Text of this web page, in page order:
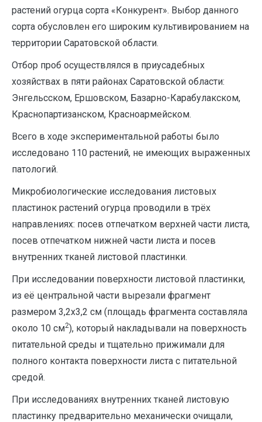
растений огурца сорта «Конкурент». Выбор данного
сорта обусловлен его широким культивированием на
территории Саратовской области.
Отбор проб осуществлялся в приусадебных
хозяйствах в пяти районах Саратовской области:
Энгельсском, Ершовском, Базарно-Карабулакском,
Краснопартизанском, Красноармейском.
Всего в ходе экспериментальной работы было
исследовано 110 растений, не имеющих выраженных
патологий.
Микробиологические исследования листовых
пластинок растений огурца проводили в трёх
направлениях: посев отпечатком верхней части листа,
посев отпечатком нижней части листа и посев
внутренних тканей листовой пластинки.
При исследовании поверхности листовой пластинки,
из её центральной части вырезали фрагмент
размером 3,2х3,2 см (площадь фрагмента составляла
около 10 см2), который накладывали на поверхность
питательной среды и тщательно прижимали для
полного контакта поверхности листа с питательной
средой.
При исследованиях внутренних тканей листовую
пластинку предварительно механически очищали,